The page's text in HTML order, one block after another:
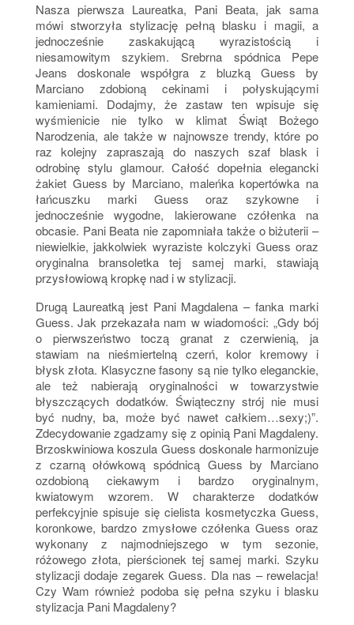
Nasza pierwsza Laureatka, Pani Beata, jak sama
mówi stworzyła stylizację pełną blasku i magii, a
jednocześnie zaskakującą wyrazistością i
niesamowitym szykiem. Srebrna spódnica Pepe
Jeans doskonale współgra z bluzką Guess by
Marciano zdobioną cekinami i połyskującymi
kamieniami. Dodajmy, że zastaw ten wpisuje się
wyśmienicie nie tylko w klimat Świąt Bożego
Narodzenia, ale także w najnowsze trendy, które po
raz kolejny zapraszają do naszych szaf blask i
odrobinę stylu glamour. Całość dopełnia elegancki
żakiet Guess by Marciano, maleńka kopertówka na
łańcuszku marki Guess oraz szykowne i
jednocześnie wygodne, lakierowane czółenka na
obcasie. Pani Beata nie zapomniała także o biżuterii –
niewielkie, jakkolwiek wyraziste kolczyki Guess oraz
oryginalna bransoletka tej samej marki, stawiają
przysłowiową kropkę nad i w stylizacji.
Drugą Laureatką jest Pani Magdalena – fanka marki
Guess. Jak przekazała nam w wiadomości: „Gdy bój
o pierwszeństwo toczą granat z czerwienią, ja
stawiam na nieśmiertelną czerń, kolor kremowy i
błysk złota. Klasyczne fasony są nie tylko eleganckie,
ale też nabierają oryginalności w towarzystwie
błyszczących dodatków. Świąteczny strój nie musi
być nudny, ba, może być nawet całkiem…sexy;)”.
Zdecydowanie zgadzamy się z opinią Pani Magdaleny.
Brzoskwiniowa koszula Guess doskonale harmonizuje
z czarną ołówkową spódnicą Guess by Marciano
ozdobioną ciekawym i bardzo oryginalnym,
kwiatowym wzorem. W charakterze dodatków
perfekcyjnie spisuje się cielista kosmetyczka Guess,
koronkowe, bardzo zmysłowe czółenka Guess oraz
wykonany z najmodniejszego w tym sezonie,
różowego złota, pierścionek tej samej marki. Szyku
stylizacji dodaje zegarek Guess. Dla nas – rewelacja!
Czy Wam również podoba się pełna szyku i blasku
stylizacja Pani Magdaleny?